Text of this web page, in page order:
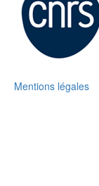
Mentions légales